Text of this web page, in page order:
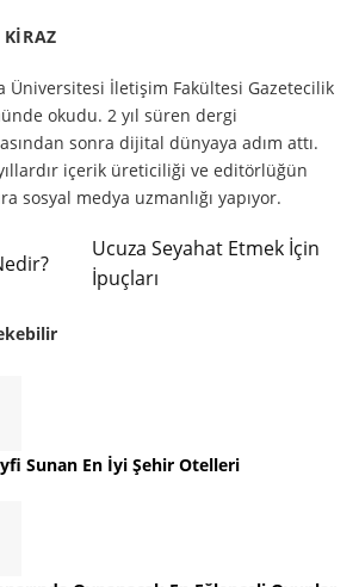
Üniversitesi İletişim Fakültesi Gazetecilik
okudu. 2 yıl süren dergi
sonra dijital dünyaya adım attı.
içerik üreticiliği ve editörlüğün
sosyal medya uzmanlığı yapıyor.
Ucuza Seyahat Etmek İçin
İpuçları
Sunan En İyi Şehir Otelleri